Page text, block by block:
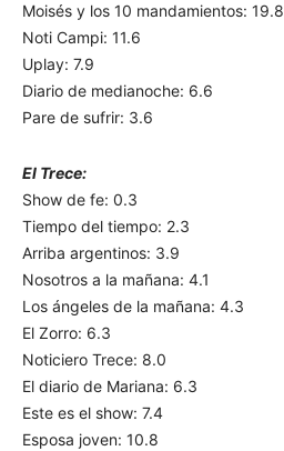
Moisés y los 10 mandamientos: 19.8
Noti Campi: 11.6
Uplay: 7.9
Diario de medianoche: 6.6
Pare de sufrir: 3.6
El Trece:
Show de fe: 0.3
Tiempo del tiempo: 2.3
Arriba argentinos: 3.9
Nosotros a la mañana: 4.1
Los ángeles de la mañana: 4.3
El Zorro: 6.3
Noticiero Trece: 8.0
El diario de Mariana: 6.3
Este es el show: 7.4
Esposa joven: 10.8